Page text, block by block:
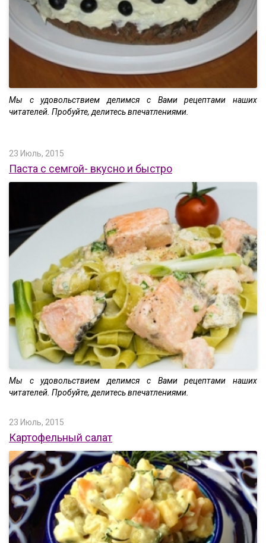
Мы с удовольствием делимся с Вами рецептами наших
читателей. Пробуйте, делитесь впечатлениями.
23 Июль, 2015
Паста с семгой- вкусно и быстро
Мы с удовольствием делимся с Вами рецептами наших
читателей. Пробуйте, делитесь впечатлениями.
23 Июль, 2015
Картофельный салат